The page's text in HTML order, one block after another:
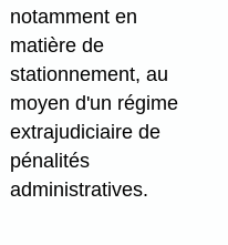
notamment en
matière de
stationnement, au
moyen d'un régime
extrajudiciaire de
pénalités
administratives.